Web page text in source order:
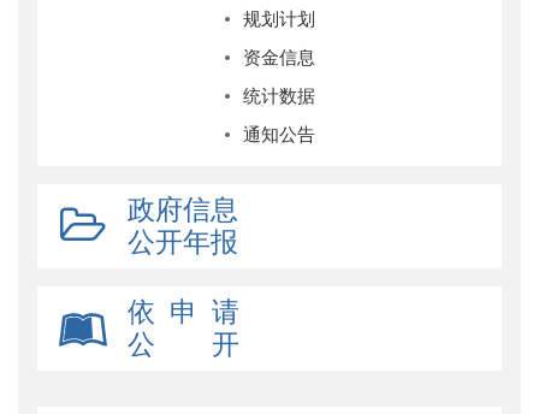
规划计划
资金信息
统计数据
通知公告
政府信息
公开年报
依 申 请
公 开